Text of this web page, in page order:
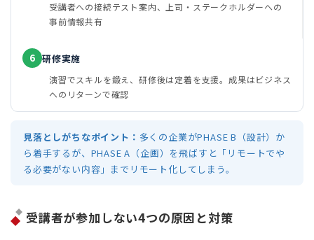
受講者への接続テスト案内、上司・ステークホルダーへの
事前情報共有
6 研修実施
演習でスキルを鍛え、研修後は定着を支援。成果はビジネス
へのリターンで確認
見落としがちなポイント： 多くの企業がPHASE B（設計）か
ら着手するが、PHASE A（企画）を飛ばすと「リモートでや
る必要がない内容」までリモート化してしまう。
受講者が参加しない4つの原因と対策